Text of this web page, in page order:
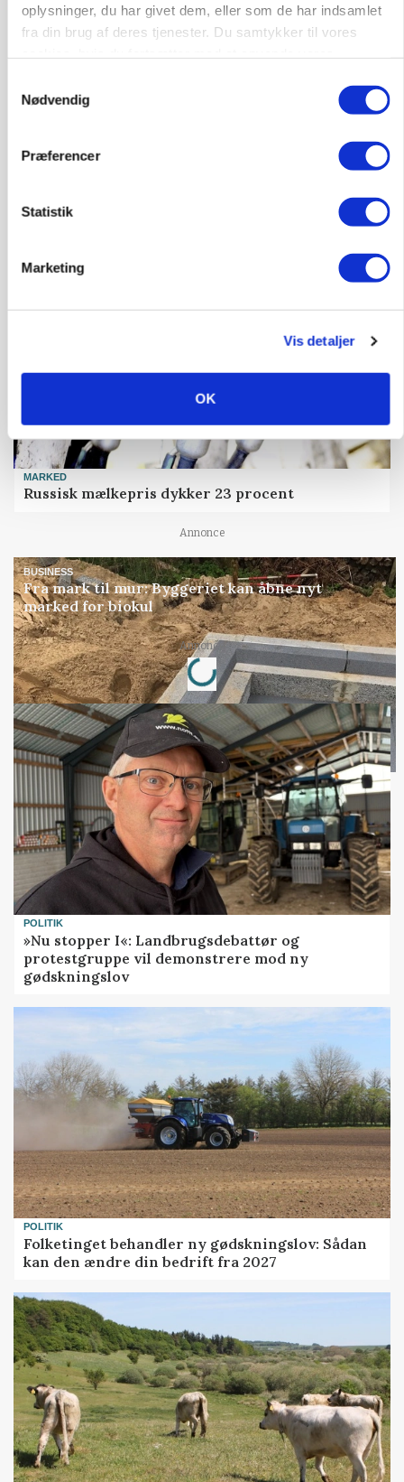
oplysninger, du har givet dem, eller som de har indsamlet
fra din brug af deres tjenester. Du samtykker til vores
Nødvendig
Præferencer
Statistik
Marketing
Vis detaljer
OK
BUSINESS
MARKED
Russisk mælkepris dykker 23 procent
Annonce
BUSINESS
Fra mark til mur: Byggeriet kan åbne nyt
marked for biokul
Annonce
Loading...
POLITIK
»Nu stopper I«: Landbrugsdebattør og
protestgruppe vil demonstrere mod ny
gødskningslov
POLITIK
Folketinget behandler ny gødskningslov: Sådan
kan den ændre din bedrift fra 2027